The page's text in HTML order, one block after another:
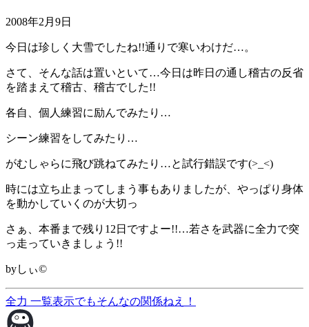
2008年2月9日
今日は珍しく大雪でしたね!!通りで寒いわけだ…。
さて、そんな話は置いといて…今日は昨日の通し稽古の反省
を踏まえて稽古、稽古でした!!
各自、個人練習に励んでみたり…
シーン練習をしてみたり…
がむしゃらに飛び跳ねてみたり…と試行錯誤です(>_<)
時には立ち止まってしまう事もありましたが、やっぱり身体
を動かしていくのが大切っ
さぁ、本番まで残り12日ですよー!!…若さを武器に全力で突
っ走っていきましょう!!
byしぃ©
全力 一覧表示でもそんなの関係ねえ！